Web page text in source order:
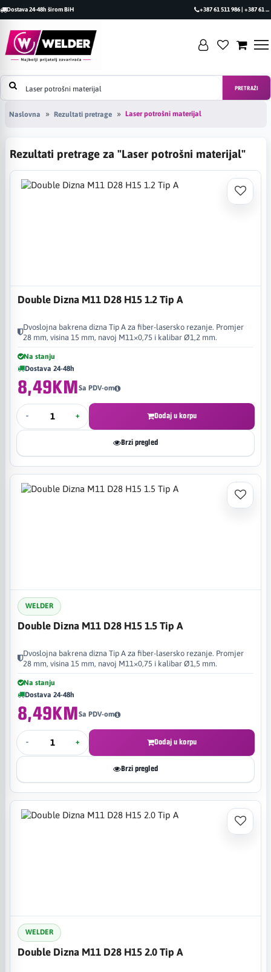
Dostava 24-48h širom BiH +387 61 511 986 | +387 61 493 470
PRETRAŽI
Naslovna Rezultati pretrage Laser potrošni materijal
Rezultati pretrage za "Laser potrošni materijal"
Double Dizna M11 D28 H15 1.2 Tip A
Dvoslojna bakrena dizna Tip A za fiber-lasersko rezanje. Promjer
28 mm, visina 15 mm, navoj M11×0,75 i kalibar Ø1,2 mm.
Na stanju
Dostava 24-48h
8,49KMSa PDV-om
- + Dodaj u korpu
Brzi pregled
WELDER
Double Dizna M11 D28 H15 1.5 Tip A
Dvoslojna bakrena dizna Tip A za fiber-lasersko rezanje. Promjer
28 mm, visina 15 mm, navoj M11×0,75 i kalibar Ø1,5 mm.
Na stanju
Dostava 24-48h
8,49KMSa PDV-om
- + Dodaj u korpu
Brzi pregled
WELDER
Double Dizna M11 D28 H15 2.0 Tip A